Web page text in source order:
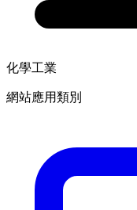
化學工業
網站應用類別